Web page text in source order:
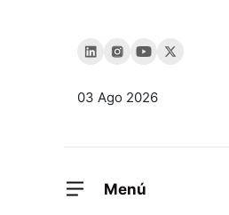
03 Ago 2026
Menú